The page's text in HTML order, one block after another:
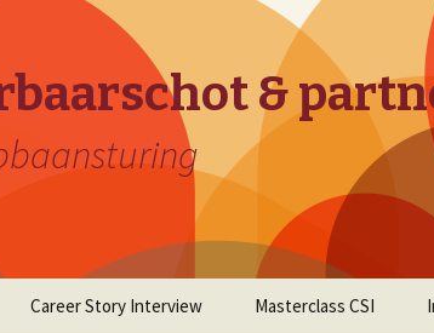
&
Career Story Interview Masterclass CSI